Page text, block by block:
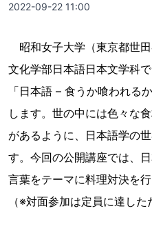
2022-09-22 11:00
昭和女子大学（東京都世
文化学部日本語日本文学科
「日本語 – 食うか喰われる
します。世の中には色々な
があるように、日本語学の
す。今回の公開講座では、
言葉をテーマに料理対決を行
（※対面参加は定員に達した